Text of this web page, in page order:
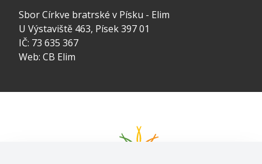
Sbor Církve bratrské v Písku - Elim
U Výstaviště 463, Písek 397 01
IČ: 73 635 367
Web: CB Elim